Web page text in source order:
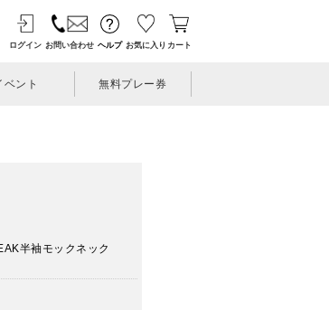
ログイン お問い合わせ ヘルプ お気に入り カート
ベント 無料プレー券
半袖モックネック